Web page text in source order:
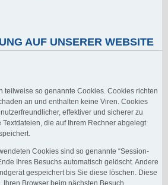
AUF UNSERER WEBSITE
teilweise so genannte Cookies. Cookies richten
an und enthalten keine Viren. Cookies
effektiver und sicherer zu
die auf Ihrem Rechner abgelegt
Cookies sind so genannte “Session-
Ihres Besuchs automatisch gelöscht. Andere
gespeichert bis Sie diese löschen. Diese
Browser beim nächsten Besuch